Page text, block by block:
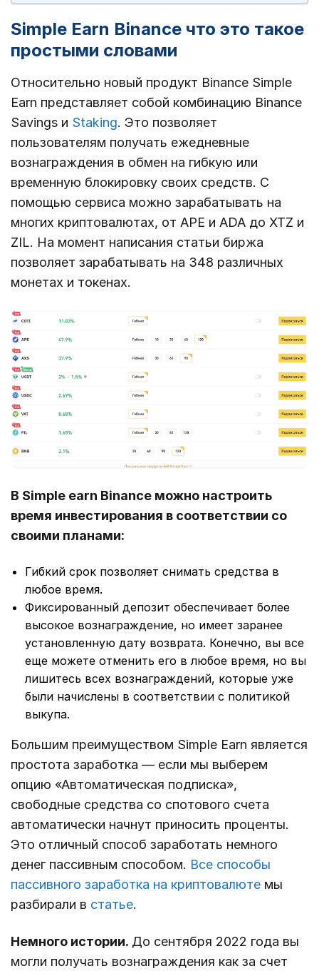
Simple Earn Binance что это такое
простыми словами
Относительно новый продукт Binance Simple
Earn представляет собой комбинацию Binance
Savings и Staking. Это позволяет
пользователям получать ежедневные
вознаграждения в обмен на гибкую или
временную блокировку своих средств. С
помощью сервиса можно зарабатывать на
многих криптовалютах, от APE и ADA до XTZ и
ZIL. На момент написания статьи биржа
позволяет зарабатывать на 348 различных
монетах и токенах.
В Simple earn Binance можно настроить
время инвестирования в соответствии со
своими планами:
Гибкий срок позволяет снимать средства в
любое время.
Фиксированный депозит обеспечивает более
высокое вознаграждение, но имеет заранее
установленную дату возврата. Конечно, вы все
еще можете отменить его в любое время, но вы
лишитесь всех вознаграждений, которые уже
были начислены в соответствии с политикой
выкупа.
Большим преимуществом Simple Earn является
простота заработка — если мы выберем
опцию «Автоматическая подписка»,
свободные средства со спотового счета
автоматически начнут приносить проценты.
Это отличный способ заработать немного
денег пассивным способом. Все способы
пассивного заработка на криптовалюте мы
разбирали в статье.
Немного истории. До сентября 2022 года вы
могли получать вознаграждения как за счет